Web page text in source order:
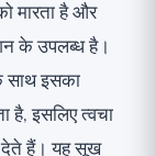
मारता है और
के उपलब्ध है।
साथ इसका
है, इसलिए त्वचा
देते हैं। यह सूख